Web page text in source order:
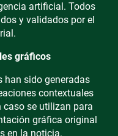
artificial. Todos
y validados por el
gráficos
han sido generadas
contextuales
caso se utilizan para
gráfica original
en la noticia.